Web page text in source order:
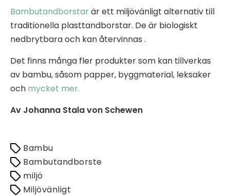
Bambutandborstarär ett miljövänligt alternativ till
traditionella plasttandborstar. De är biologiskt
nedbrytbara och kan återvinnas .
Det finns många fler produkter som kan tillverkas
av bambu, såsom papper, byggmaterial, leksaker
och mycket mer.
Av Johanna Stala von Schewen
Bambu
Bambutandborste
miljö
Miljövänligt